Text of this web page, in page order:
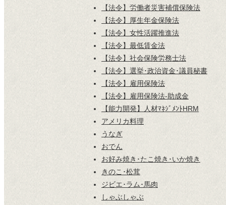
【法令】労働者災害補償保険法
【法令】厚生年金保険法
【法令】女性活躍推進法
【法令】最低賃金法
【法令】社会保険労務士法
【法令】選挙･政治資金･議員秘書
【法令】雇用保険法
【法令】雇用保険法-助成金
【能力開発】人材ﾏﾈｼﾞﾒﾝﾄHRM
アメリカ料理
うなぎ
おでん
お好み焼き･たこ焼き･いか焼き
きのこ･松茸
ジビエ･ラム･馬肉
しゃぶしゃぶ